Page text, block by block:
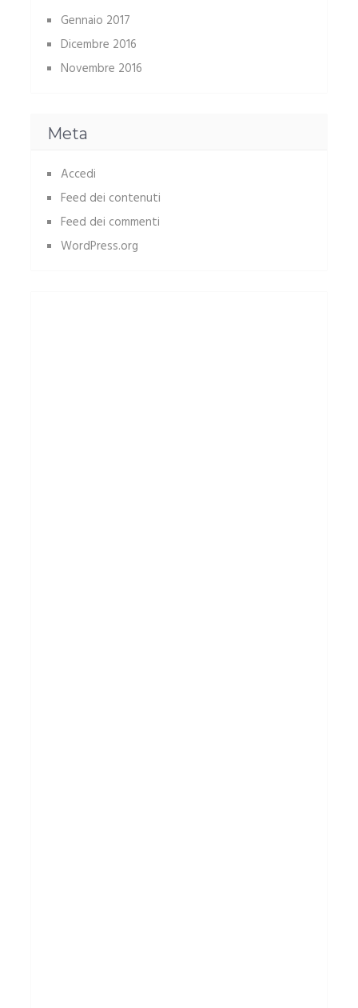
Gennaio 2017
Dicembre 2016
Novembre 2016
Meta
Accedi
Feed dei contenuti
Feed dei commenti
WordPress.org